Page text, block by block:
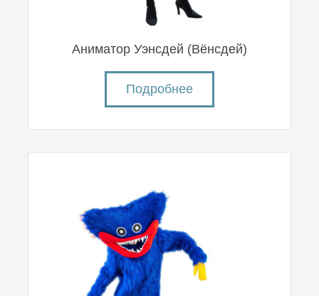
Аниматор Уэнсдей (Вëнсдей)
Подробнее